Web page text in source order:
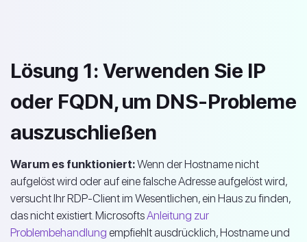
Lösung 1: Verwenden Sie IP
oder FQDN, um DNS-Probleme
auszuschließen
Warum es funktioniert:Wenn der Hostname nicht
aufgelöst wird oder auf eine falsche Adresse aufgelöst wird,
versucht Ihr RDP-Client im Wesentlichen, ein Haus zu finden,
das nicht existiert. MicrosoftsAnleitung zur
Problembehandlung empfiehlt ausdrücklich, Hostname und